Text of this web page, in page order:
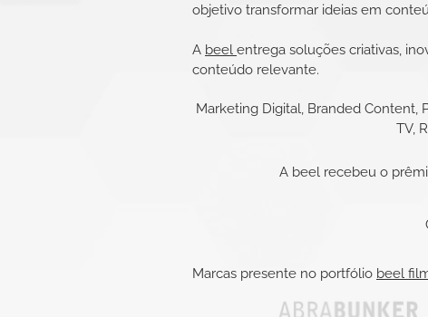
objetivo transformar ideias em
A beel entrega soluções criativas,
conteúdo relevante.
Marketing Digital, Branded Content,
TV,
A beel recebeu o
Marcas presente no portfólio beel